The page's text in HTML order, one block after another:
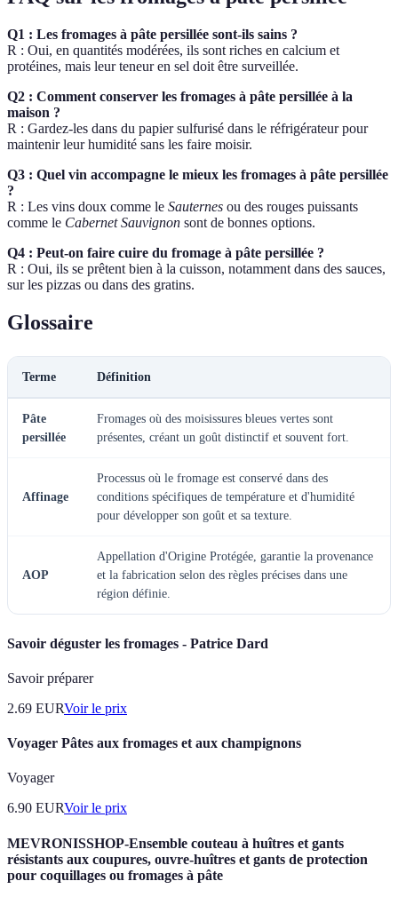
Q1 : Les fromages à pâte persillée sont-ils sains ?
R : Oui, en quantités modérées, ils sont riches en calcium et
protéines, mais leur teneur en sel doit être surveillée.
Q2 : Comment conserver les fromages à pâte persillée à la
maison ?
R : Gardez-les dans du papier sulfurisé dans le réfrigérateur pour
maintenir leur humidité sans les faire moisir.
Q3 : Quel vin accompagne le mieux les fromages à pâte persillée
?
R : Les vins doux comme le Sauternes ou des rouges puissants
comme le Cabernet Sauvignon sont de bonnes options.
Q4 : Peut-on faire cuire du fromage à pâte persillée ?
R : Oui, ils se prêtent bien à la cuisson, notamment dans des sauces,
sur les pizzas ou dans des gratins.
Glossaire
Terme Définition
Pâte
persillée
Fromages où des moisissures bleues vertes sont
présentes, créant un goût distinctif et souvent fort.
Affinage
Processus où le fromage est conservé dans des
conditions spécifiques de température et d'humidité
pour développer son goût et sa texture.
AOP
Appellation d'Origine Protégée, garantie la provenance
et la fabrication selon des règles précises dans une
région définie.
Savoir déguster les fromages - Patrice Dard
Savoir préparer
2.69 EURVoir le prix
Voyager Pâtes aux fromages et aux champignons
Voyager
6.90 EURVoir le prix
MEVRONISSHOP-Ensemble couteau à huîtres et gants
résistants aux coupures, ouvre-huîtres et gants de protection
pour coquillages ou fromages à pâte